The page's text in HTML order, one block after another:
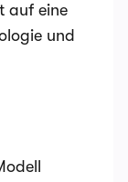
auf eine
und